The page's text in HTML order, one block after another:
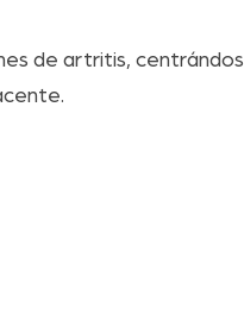
de artritis,